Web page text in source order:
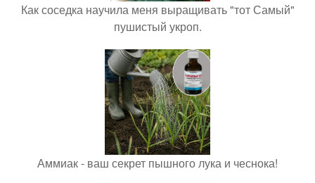
Как соседка научила меня выращивать "тот Самый"
пушистый укроп.
Аммиак - ваш секрет пышного лука и чеснока!